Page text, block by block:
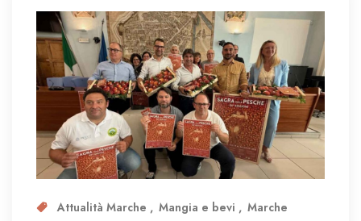
Attualità Marche Mangia e bevi Marche